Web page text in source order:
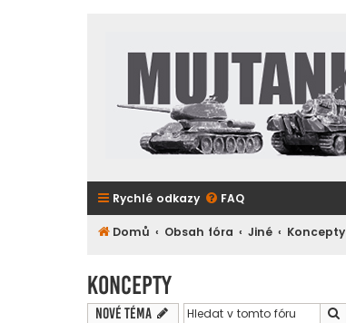
Rychlé odkazy FAQ
Domů Obsah fóra Jiné Koncepty
Koncepty
Nové téma